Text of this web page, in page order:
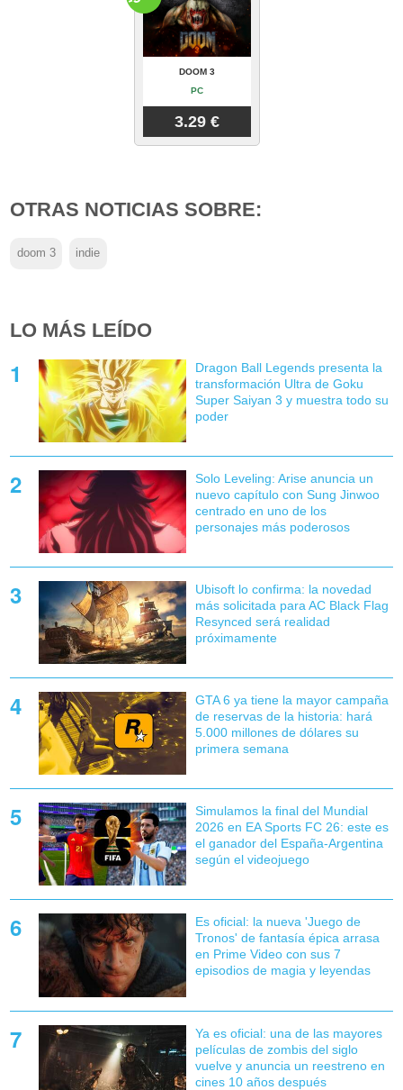
DOOM 3
PC
3.29 €
OTRAS NOTICIAS SOBRE:
doom 3 indie
LO MÁS LEÍDO
Dragon Ball Legends presenta la
transformación Ultra de Goku
Super Saiyan 3 y muestra todo su
poder
Solo Leveling: Arise anuncia un
nuevo capítulo con Sung Jinwoo
centrado en uno de los
personajes más poderosos
Ubisoft lo confirma: la novedad
más solicitada para AC Black Flag
Resynced será realidad
próximamente
GTA 6 ya tiene la mayor campaña
de reservas de la historia: hará
5.000 millones de dólares su
primera semana
Simulamos la final del Mundial
2026 en EA Sports FC 26: este es
el ganador del España-Argentina
según el videojuego
Es oficial: la nueva 'Juego de
Tronos' de fantasía épica arrasa
en Prime Video con sus 7
episodios de magia y leyendas
Ya es oficial: una de las mayores
películas de zombis del siglo
vuelve y anuncia un reestreno en
cines 10 años después